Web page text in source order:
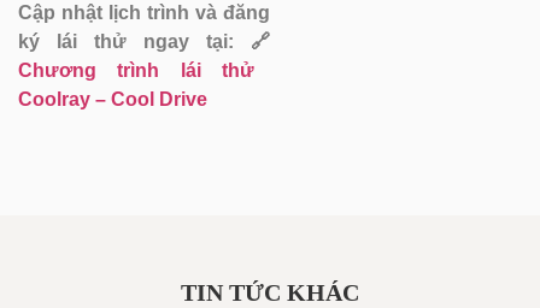
Cập nhật lịch trình và đăng
ký lái thử ngay tại:
🔗
Chương trình lái thử
Coolray – Cool Drive
TIN TỨC KHÁC